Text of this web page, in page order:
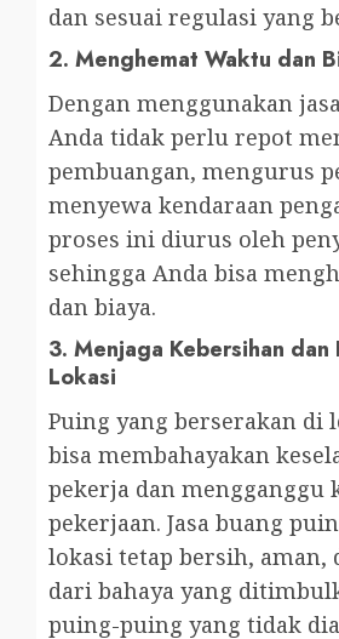
dan sesuai regulasi yang
2. Menghemat Waktu dan
Dengan menggunakan
Anda tidak perlu repot
pembuangan, mengurus
menyewa kendaraan
proses ini diurus oleh
sehingga Anda bisa
dan biaya.
3. Menjaga Kebersihan dan
Lokasi
Puing yang berserakan di
bisa membahayakan
pekerja dan mengganggu
pekerjaan. Jasa buang
lokasi tetap bersih, aman,
dari bahaya yang
puing-puing yang tidak